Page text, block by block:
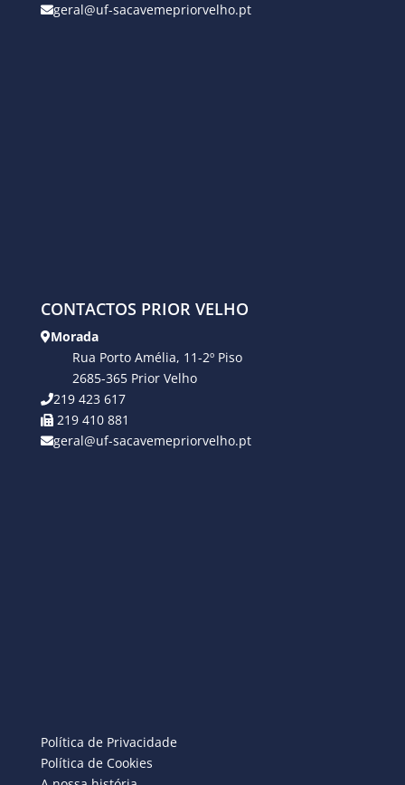
geral@uf-sacavemepriorvelho.pt
CONTACTOS PRIOR VELHO
Morada
Rua Porto Amélia, 11-2º Piso
2685-365 Prior Velho
219 423 617
219 410 881
geral@uf-sacavemepriorvelho.pt
Política de Privacidade
Política de Cookies